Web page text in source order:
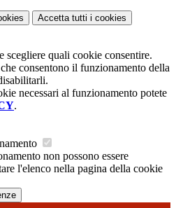
Accetta tutti i cookies
scegliere quali cookie consentire.
consentono il funzionamento della
necessari al funzionamento potete
.
non possono essere
l'elenco nella pagina della cookie